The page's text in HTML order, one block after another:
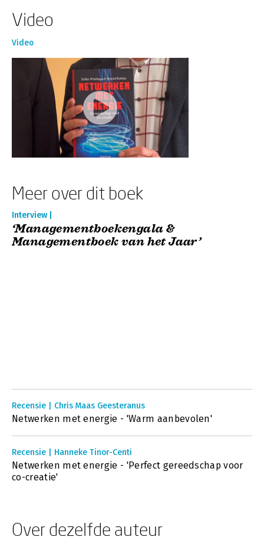
Video
Video
Meer over dit boek
Interview |
‘Managementboekengala &
Managementboek van het Jaar’
Recensie | Chris Maas Geesteranus
Netwerken met energie - 'Warm aanbevolen'
Recensie | Hanneke Tinor-Centi
Netwerken met energie - 'Perfect gereedschap voor
co-creatie'
Over dezelfde auteur